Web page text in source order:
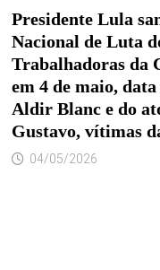
Presidente Lula
Nacional de Luta
Trabalhadoras da
em 4 de maio,
Aldir Blanc e do
Gustavo, vítimas
04/05/2026